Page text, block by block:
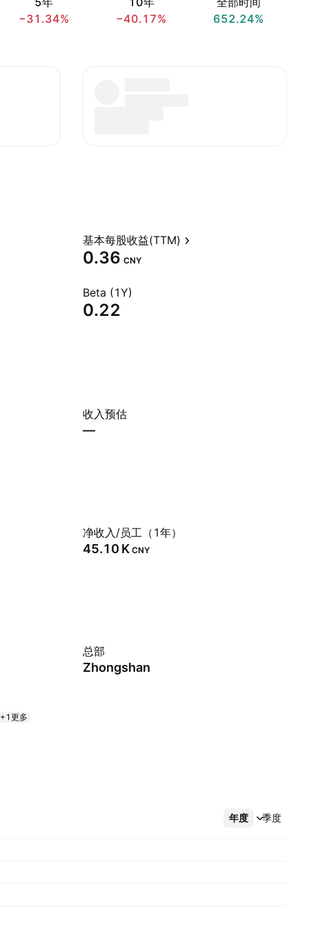
−31.34%
−40.17%
652.24%
基本每股收益(TTM)
0.36 CNY
Beta (1Y)
0.22
收入预估
—
净收入/员工（1年）
‪45.10 K‬ CNY
总部
Zhongshan
+1更多
年度 季度
更多